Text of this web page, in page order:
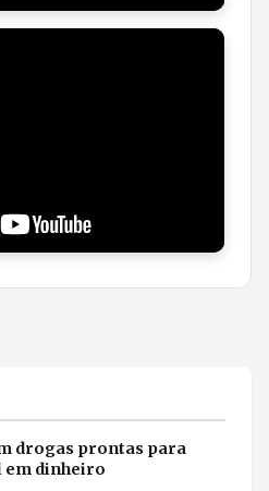
drogas prontas para
em dinheiro